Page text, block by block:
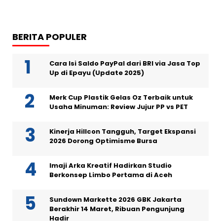
BERITA POPULER
Cara Isi Saldo PayPal dari BRI via Jasa Top
Up di Epayu (Update 2025)
Merk Cup Plastik Gelas Oz Terbaik untuk
Usaha Minuman: Review Jujur PP vs PET
Kinerja Hillcon Tangguh, Target Ekspansi
2026 Dorong Optimisme Bursa
Imaji Arka Kreatif Hadirkan Studio
Berkonsep Limbo Pertama di Aceh
Sundown Markette 2026 GBK Jakarta
Berakhir 14 Maret, Ribuan Pengunjung
Hadir